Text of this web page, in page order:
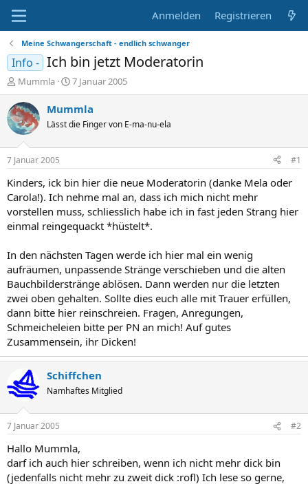
Anmelden Registrieren
Meine Schwangerschaft - endlich schwanger
Info - Ich bin jetzt Moderatorin
E
r
s
t
e
e
r
Mummla
E
r
s
t
e
t
a
m
7 Januar 2005
Mummla
Lässt die Finger von E-ma-nu-ela
7 Januar 2005 #1
Kinders, ick bin hier die neue Moderatorin (danke Mela oder
Carola!). Ich nehme mal an, dass ich mich nicht mehr
vorstellen muss, schliesslich habe ich in fast jeden Strang hier
einmal reingequackt *hüstelt*.
In den nächsten Tagen werde ich hier mal ein wenig
aufräumen, unpassende Stränge verschieben und die alten
Bauchbilderstränge ablösen. Dann werden nur die letzten
zwei oben gehalten. Sollte dies euch alle mit Trauer erfüllen,
dann bitte hier reinschreien. Fragen, Anregungen,
Schmeicheleien bitte per PN an mich! Auf gutes
Zusammensein, ihr Dicken!
Schiffchen
Namhaftes Mitglied
7 Januar 2005 #2
Hallo Mummla,
darf ich auch hier schreiben, wenn ich nicht mehr dick bin
(jedenfalls nicht mehr zu zweit dick :rofl) Ich lese so gerne,